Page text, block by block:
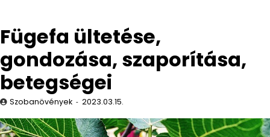
Fügefa ültetése,
gondozása, szaporítása,
betegségei
Szobanövények 2023.03.15.